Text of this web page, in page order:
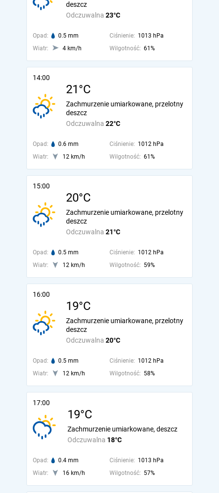
Odczuwalna 23°C
deszcz
Opad: 0.5 mm Ciśnienie: 1013 hPa
Wiatr:
4 km/h Wilgotność: 61%
14:00
21°C
Odczuwalna 22°C
Zachmurzenie umiarkowane, przelotny
deszcz
Opad: 0.6 mm Ciśnienie: 1012 hPa
Wiatr:
12 km/h Wilgotność: 61%
15:00
20°C
Odczuwalna 21°C
Zachmurzenie umiarkowane, przelotny
deszcz
Opad: 0.5 mm Ciśnienie: 1012 hPa
Wiatr:
12 km/h Wilgotność: 59%
16:00
19°C
Odczuwalna 20°C
Zachmurzenie umiarkowane, przelotny
deszcz
Opad: 0.5 mm Ciśnienie: 1012 hPa
Wiatr:
12 km/h Wilgotność: 58%
17:00
19°C
Odczuwalna 18°C
Zachmurzenie umiarkowane, deszcz
Opad: 0.4 mm Ciśnienie: 1013 hPa
Wiatr:
16 km/h Wilgotność: 57%